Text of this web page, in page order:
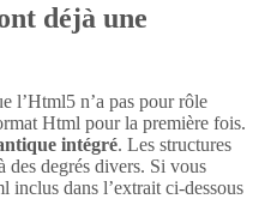
déjà une
l’Html5 n’a pas pour rôle
Html pour la première fois.
intégré. Les structures
des degrés divers. Si vous
inclus dans l’extrait ci-dessous